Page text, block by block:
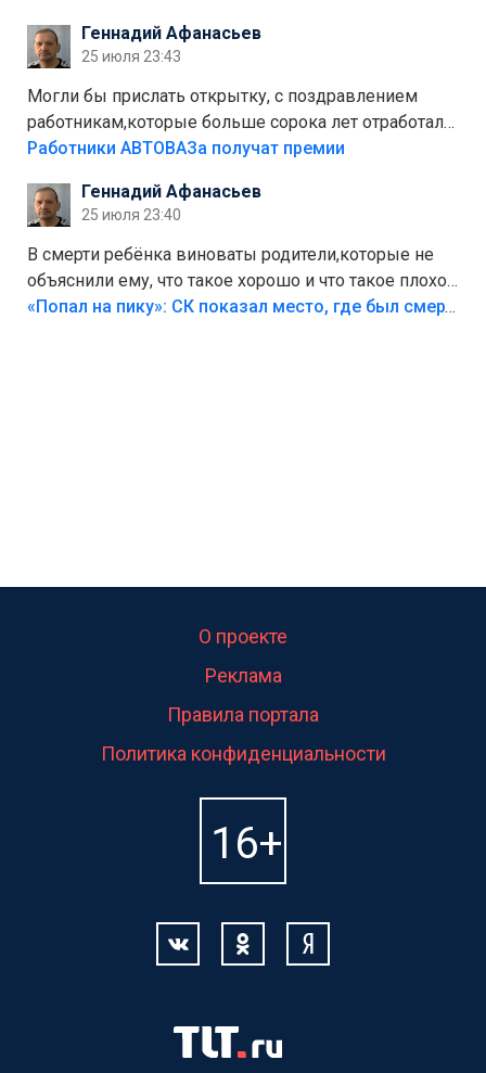
Штрафы мизерные.
Геннадий Афанасьев
25 июля 23:43
Могли бы прислать открытку, с поздравлением
работникам,которые больше сорока лет отработали
на предприятии.
Работники АВТОВАЗа получат премии
Геннадий Афанасьев
25 июля 23:40
В смерти ребёнка виноваты родители,которые не
объяснили ему, что такое хорошо и что такое плохо!
Лезть через такой забор,верх безумия,есть же
«Попал на пику»: СК показал место, где был смертельно травмирован ребенок в Тольятти
О проекте
Реклама
Правила портала
Политика конфиденциальности